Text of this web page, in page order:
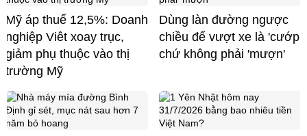
Mỹ áp thuế 12,5%: Doanh
nghiệp Viêt xoay trục,
giảm phụ thuộc vào thị
trường Mỹ
Dùng làn đường ngược
chiều để vượt xe là 'cướp'
chứ không phải 'mượn'